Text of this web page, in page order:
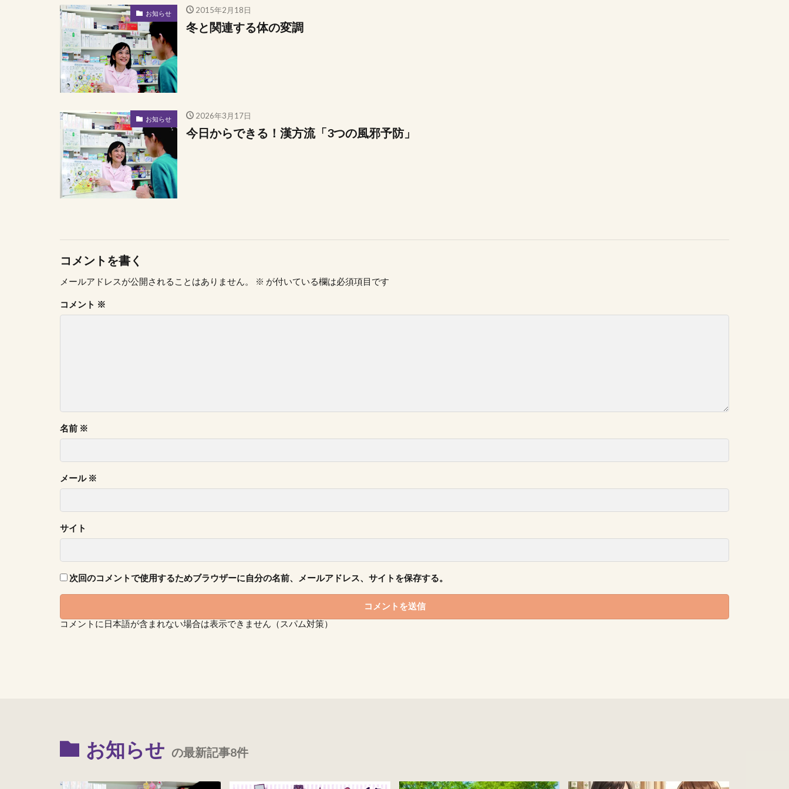
お知らせ 2015年2月18日
冬と関連する体の変調
お知らせ 2026年3月17日
今日からできる！漢方流「3つの風邪予防」
コメントを書く
メールアドレスが公開されることはありません。 ※ が付いている欄は必須項目です
コメント ※
名前 ※
メール ※
サイト
次回のコメントで使用するためブラウザーに自分の名前、メールアドレス、サイトを保存する。
コメントに日本語が含まれない場合は表示できません（スパム対策）
お知らせ の最新記事8件